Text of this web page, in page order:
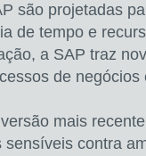
são projetadas
de tempo e
a SAP traz
de
mais
contra